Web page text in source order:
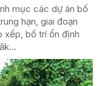
mục các dự án bố
hạn, giai đoạn
xếp, bố trí ổn định